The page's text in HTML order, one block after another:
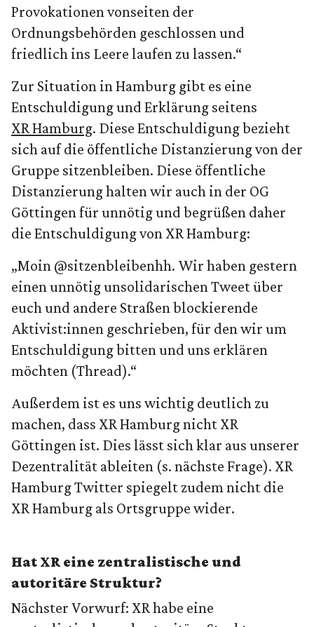
Provokationen vonseiten der
Ordnungsbehörden geschlossen und
friedlich ins Leere laufen zu lassen.“
Zur Situation in Hamburg gibt es eine
Entschuldigung und Erklärung seitens
XR Hamburg. Diese Entschuldigung bezieht
sich auf die öffentliche Distanzierung von der
Gruppe sitzenbleiben. Diese öffentliche
Distanzierung halten wir auch in der OG
Göttingen für unnötig und begrüßen daher
die Entschuldigung von XR Hamburg:
„Moin @sitzenbleibenhh. Wir haben gestern
einen unnötig unsolidarischen Tweet über
euch und andere Straßen blockierende
Aktivist:innen geschrieben, für den wir um
Entschuldigung bitten und uns erklären
möchten (Thread).“
Außerdem ist es uns wichtig deutlich zu
machen, dass XR Hamburg nicht XR
Göttingen ist. Dies lässt sich klar aus unserer
Dezentralität ableiten (s. nächste Frage). XR
Hamburg Twitter spiegelt zudem nicht die
XR Hamburg als Ortsgruppe wider.
Hat XR eine zentralistische und
autoritäre Struktur?
Nächster Vorwurf: XR habe eine